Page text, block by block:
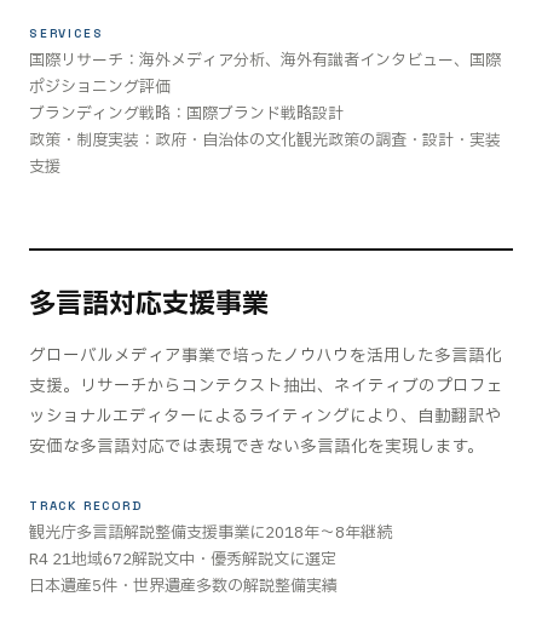
チーム
最新情報
採用情報
アクセス
EN
SERVICES
国際リサーチ：海外メディア分析、海外有識者インタビュー、国際
ポジショニング評価
ブランディング戦略：国際ブランド戦略設計
政策・制度実装：政府・自治体の文化観光政策の調査・設計・実装
支援
多言語対応支援事業
グローバルメディア事業で培ったノウハウを活用した多言語化
支援。リサーチからコンテクスト抽出、ネイティブのプロフェ
ッショナルエディターによるライティングにより、自動翻訳や
安価な多言語対応では表現できない多言語化を実現します。
TRACK RECORD
観光庁多言語解説整備支援事業に2018年〜8年継続
R4 21地域672解説文中・優秀解説文に選定
日本遺産5件・世界遺産多数の解説整備実績